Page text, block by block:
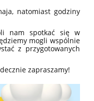
natomiast godziny
nam spotkać się w
mogli wspólnie
z przygotowanych
zapraszamy!